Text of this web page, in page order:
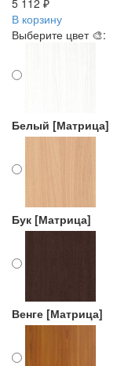
В корзину
Выберите цвет 🎨:
Белый [Матрица]
Бук [Матрица]
Венге [Матрица]